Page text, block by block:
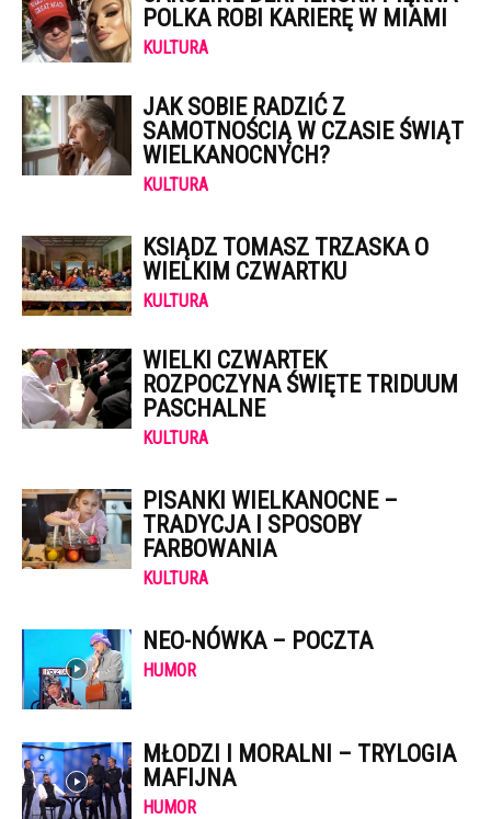
POLKA ROBI KARIERĘ W MIAMI
KULTURA
JAK SOBIE RADZIĆ Z
SAMOTNOŚCIĄ W CZASIE ŚWIĄT
WIELKANOCNYCH?
KULTURA
KSIĄDZ TOMASZ TRZASKA O
WIELKIM CZWARTKU
KULTURA
WIELKI CZWARTEK
ROZPOCZYNA ŚWIĘTE TRIDUUM
PASCHALNE
KULTURA
PISANKI WIELKANOCNE –
TRADYCJA I SPOSOBY
FARBOWANIA
KULTURA
NEO-NÓWKA – POCZTA
HUMOR
MŁODZI I MORALNI – TRYLOGIA
MAFIJNA
HUMOR